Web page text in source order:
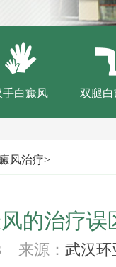
手白癜风 双腿
风治疗>
的治疗误
来源： 武汉环